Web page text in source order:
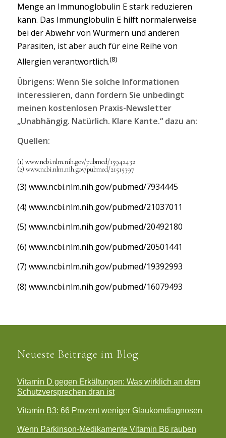
Menge an Immunoglobulin E stark reduzieren
kann. Das Immunglobulin E hilft normalerweise
bei der Abwehr von Würmern und anderen
Parasiten, ist aber auch für eine Reihe von
Allergien verantwortlich.(8)
Übrigens: Wenn Sie solche Informationen
interessieren, dann fordern Sie unbedingt
meinen kostenlosen Praxis-Newsletter
„Unabhängig. Natürlich. Klare Kante.“ dazu an:
Quellen:
(1) www.ncbi.nlm.nih.gov/pubmed/15942432
(2) www.ncbi.nlm.nih.gov/pubmed/21515397
(3) www.ncbi.nlm.nih.gov/pubmed/7934445
(4) www.ncbi.nlm.nih.gov/pubmed/21037011
(5) www.ncbi.nlm.nih.gov/pubmed/20492180
(6) www.ncbi.nlm.nih.gov/pubmed/20501441
(7) www.ncbi.nlm.nih.gov/pubmed/19392993
(8) www.ncbi.nlm.nih.gov/pubmed/16079493
Neueste Beiträge im Blog
Vitamin D gegen Erkältungen: Was wirklich an dem
Schutzversprechen dran ist
Vitamin B3: 66 Prozent weniger Glaukomdiagnosen
Wenn Parkinson-Medikamente Vitamin B6 rauben